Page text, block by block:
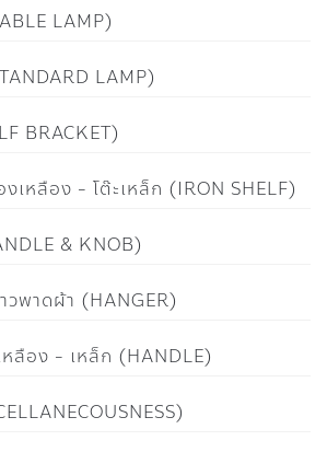
LAMP)
LAMP)
BRACKET)
เหลือง - โต๊ะเหล็ก (IRON SHELF)
& KNOB)
วพาดผ้า (HANGER)
ลือง - เหล็ก (HANDLE)